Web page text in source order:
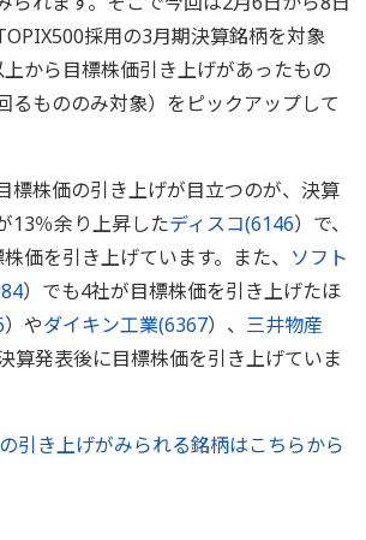
採用の3月期決算銘柄を対象
から目標株価引き上げがあったもの
るもののみ対象）をピックアップして
標株価の引き上げが目立つのが、決算
13％余り上昇したディスコ(6146）で、
価を引き上げています。また、 ソフト
）でも4社が目標株価を引き上げたほ
）やダイキン工業(6367）、 三井物産
算発表後に目標株価を引き上げていま
引き上げがみられる銘柄はこちらから